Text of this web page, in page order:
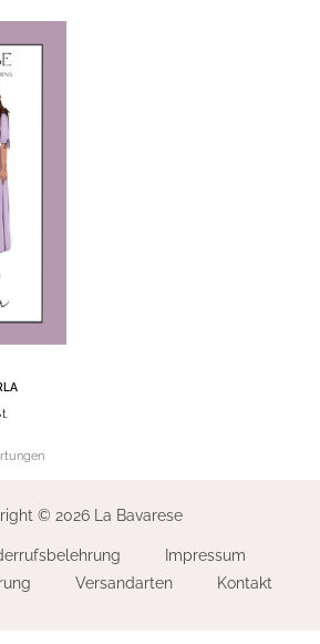
© 2026 La Bavarese
Impressum
Versandarten Kontakt